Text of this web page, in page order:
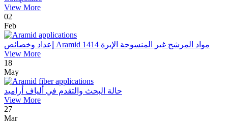
View More
02
Feb
إعداد وخصائص Aramid 1414 مواد المرشح غير المنسوجة الإبرة
View More
18
May
حالة البحث والتقدم في ألياف أراميد
View More
27
Mar